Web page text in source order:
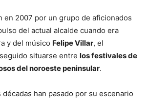
en 2007 por un grupo de aficionados
del actual alcalde cuando era
y del músico Felipe Villar, el
situarse entre los festivales de
del noroeste peninsular.
han pasado por su escenario